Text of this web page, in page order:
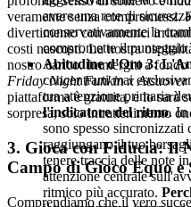
avere una rete di
conservativamente la
compromette il punteggio
Abitudine d'Oro 3:
concentrarti mai
tua attenzione primaria
l'indicatore del ritmo. In
sono spesso sincronizzati
raggiungano il tuo
tenere traccia delle note
attenzione centrale
ritmico più accurato.
veramente senza
divertimento con annunci
costi nascosti. La nostra
nostro carico. Immergiti a
Friday Night Funkin x Atsuover
piattaforma è gratuita, e lo sarà
sorpresa, solo intrattenimento
3. Gioca con Fiducia: Il
Campo di Gioco Equo e
Comprendiamo che il vero